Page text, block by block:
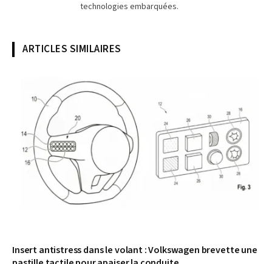
technologies embarquées.
ARTICLES SIMILAIRES
Insert antistress dans le volant : Volkswagen brevette une